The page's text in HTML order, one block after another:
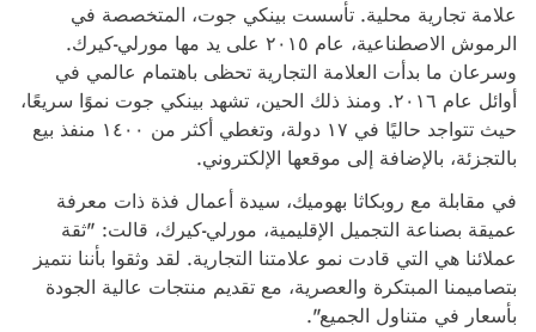
علامة تجارية محلية. تأسست بينكي جوت، المتخصصة في
الرموش الاصطناعية، عام ٢٠١٥ على يد مها مورلي-كيرك.
وسرعان ما بدأت العلامة التجارية تحظى باهتمام عالمي في
أوائل عام ٢٠١٦. ومنذ ذلك الحين، تشهد بينكي جوت نموًا سريعًا،
حيث تتواجد حاليًا في ١٧ دولة، وتغطي أكثر من ١٤٠٠ منفذ بيع
بالتجزئة، بالإضافة إلى موقعها الإلكتروني.
في مقابلة مع روبكاثا بهوميك، سيدة أعمال فذة ذات معرفة
عميقة بصناعة التجميل الإقليمية، مورلي-كيرك، قالت: "ثقة
عملائنا هي التي قادت نمو علامتنا التجارية. لقد وثقوا بأننا نتميز
بتصاميمنا المبتكرة والعصرية، مع تقديم منتجات عالية الجودة
بأسعار في متناول الجميع".